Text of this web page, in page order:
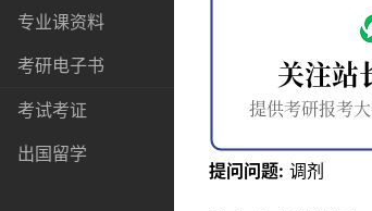
专业课资料
考研电子书
考试考证
出国留学
提问问题: 调剂